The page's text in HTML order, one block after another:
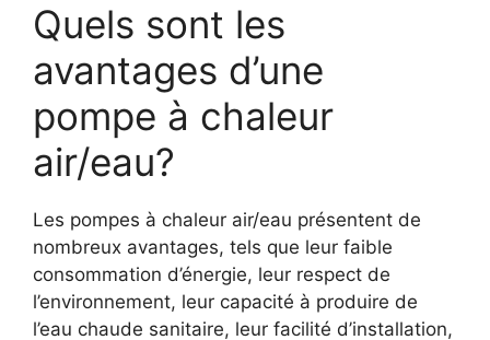
Quels sont les
avantages d’une
pompe à chaleur
air/eau?
Les pompes à chaleur air/eau présentent de
nombreux avantages, tels que leur faible
consommation d’énergie, leur respect de
l’environnement, leur capacité à produire de
l’eau chaude sanitaire, leur facilité d’installation,